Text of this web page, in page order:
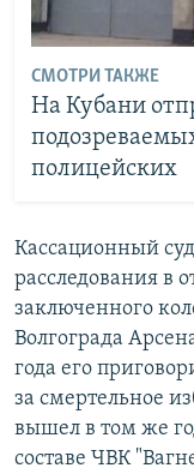
СМОТРИ ТАКЖЕ
На Кубани
полицейских
Кассационный суд
расследования в
заключенного
Волгограда
года его
за смертельное
вышел в том же
составе ЧВК